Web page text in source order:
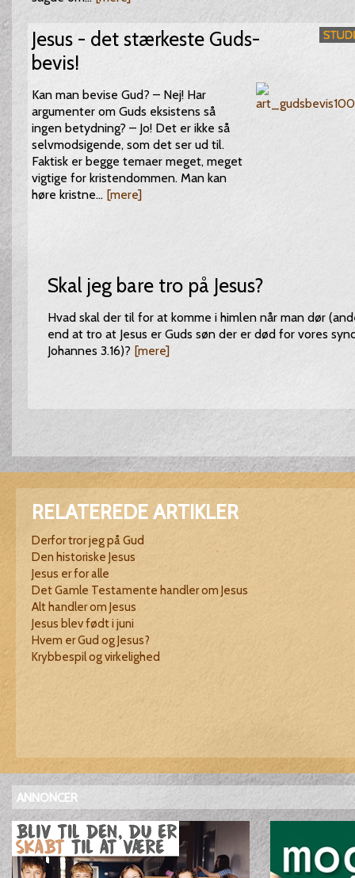
Jesus - det stærkeste Guds-
bevis!
Kan man bevise Gud? – Nej! Har
argumenter om Guds eksistens så
ingen betydning? – Jo! Det er ikke så
selvmodsigende, som det ser ud til.
Faktisk er begge temaer meget, meget
vigtige for kristendommen. Man kan
høre kristne... [mere]
Skal jeg bare tro på Jesus?
Hvad skal der til for at komme i himlen når man dør
end at tro at Jesus er Guds søn der er død for vores
Johannes 3.16)? [mere]
RELATEREDE ARTIKLER
Derfor tror jeg på Gud
Den historiske Jesus
Jesus er for alle
Det Gamle Testamente handler om Jesus
Alt handler om Jesus
Jesus blev født i juni
Hvem er Gud og Jesus?
Krybbespil og virkelighed
ANNONCER